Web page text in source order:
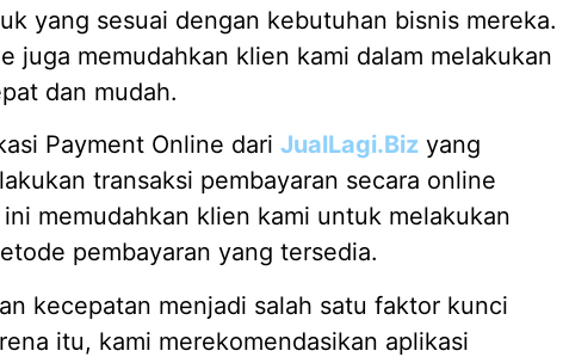
yang sesuai dengan kebutuhan bisnis mereka.
juga memudahkan klien kami dalam melakukan
dan mudah.
Payment Online dari JualLagi.Biz yang
transaksi pembayaran secara online
memudahkan klien kami untuk melakukan
pembayaran yang tersedia.
kecepatan menjadi salah satu faktor kunci
itu, kami merekomendasikan aplikasi